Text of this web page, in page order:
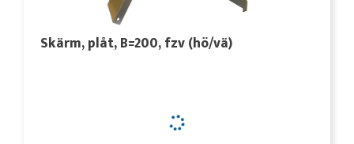
Skärm, plåt, B=200, fzv (hö/vä)